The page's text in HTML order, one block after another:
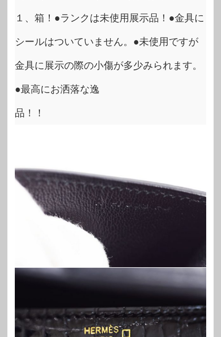
１、箱！●ランクは未使用展示品！●金具に
シールはついていません。●未使用ですが
金具に展示の際の小傷が多少みられます。
●最高にお洒落な逸
品！！